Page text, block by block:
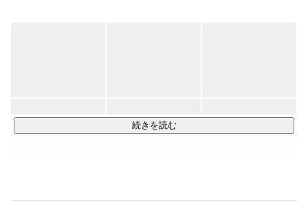
私たちが向き合うのは、いわゆる“最初からやりたいことが明
相手の課題を捉え、価値を言語化する力
続きを読む